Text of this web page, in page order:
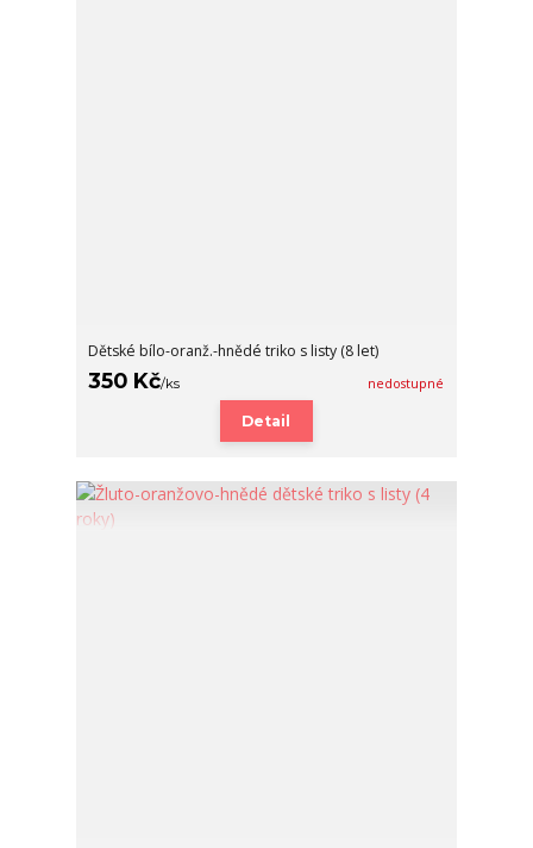
Dětské bílo-oranž.-hnědé triko s listy (8 let)
350 Kč/ks nedostupné
Detail